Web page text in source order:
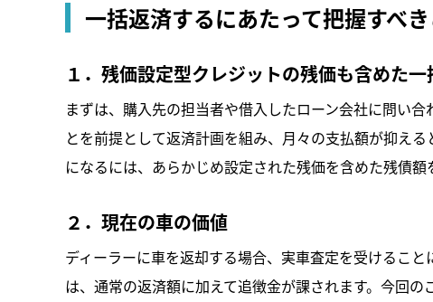
一括返済するにあたって把握すべ
１．残価設定型クレジットの残価も含めた一
まずは、購入先の担当者や借入したローン会社に問い
とを前提として返済計画を組み、月々の支払額が抑え
になるには、あらかじめ設定された残価を含めた残債額
２．現在の車の価値
ディーラーに車を返却する場合、実車査定を受けるこ
は、通常の返済額に加えて追徴金が課されます。今回